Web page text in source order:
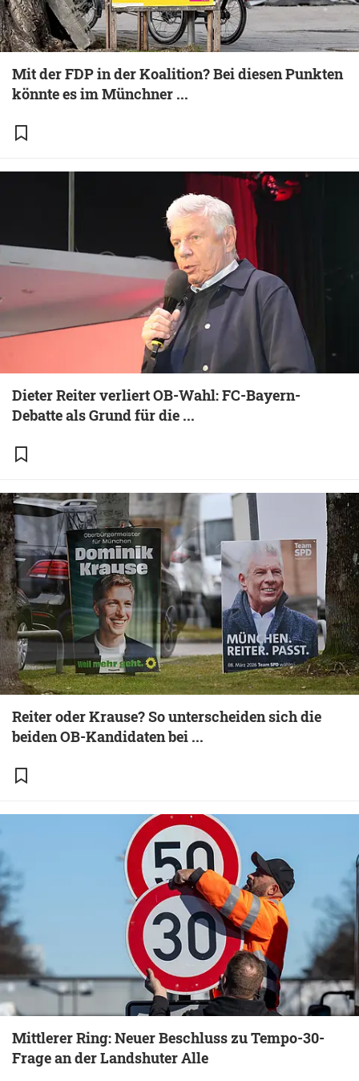
Mit der FDP in der Koalition? Bei diesen Punkten
könnte es im Münchner ...
Dieter Reiter verliert OB-Wahl: FC-Bayern-
Debatte als Grund für die ...
Reiter oder Krause? So unterscheiden sich die
beiden OB-Kandidaten bei ...
Mittlerer Ring: Neuer Beschluss zu Tempo-30-
Frage an der Landshuter Alle